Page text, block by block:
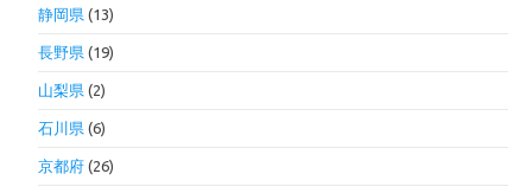
静岡県 (13)
長野県 (19)
山梨県 (2)
石川県 (6)
京都府 (26)